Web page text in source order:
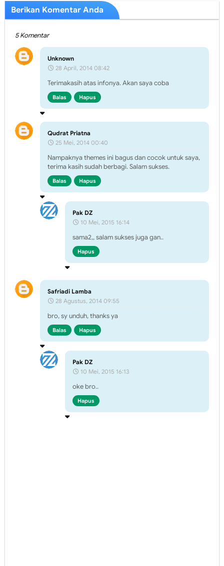
Berikan Komentar Anda
5 Komentar
Unknown
28 April, 2014 08:42
Terimakasih atas infonya. Akan saya coba
Balas Hapus
Qudrat Priatna
25 Mei, 2014 00:40
Nampaknya themes ini bagus dan cocok untuk saya,
terima kasih sudah berbagi. Salam sukses.
Balas Hapus
Pak DZ
10 Mei, 2015 16:14
sama2,, salam sukses juga gan..
Hapus
Safriadi Lamba
28 Agustus, 2014 09:55
bro, sy unduh, thanks ya
Balas Hapus
Pak DZ
10 Mei, 2015 16:13
oke bro..
Hapus